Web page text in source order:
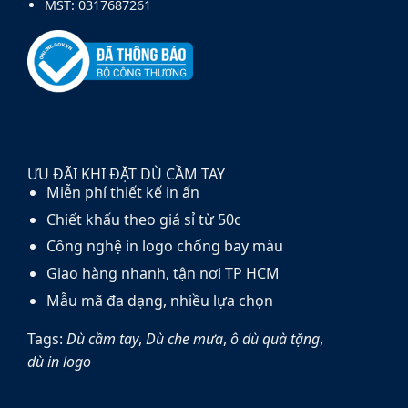
MST: 0317687261
ƯU ĐÃI KHI ĐẶT DÙ CẦM TAY
Miễn phí thiết kế in ấn
Chiết khấu theo giá sỉ từ 50c
Công nghệ in logo chống bay màu
Giao hàng nhanh, tận nơi TP HCM
Mẫu mã đa dạng, nhiều lựa chọn
Tags: Dù cầm tay, Dù che mưa, ô dù quà tặng,
dù in logo